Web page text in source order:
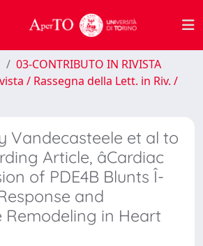
03-CONTRIBUTO IN RIVISTA
/ Rassegna della Lett. in Riv. /
Vandecasteele et al to
Article, âCardiac
of PDE4B Blunts Î-
and
Remodeling in Heart